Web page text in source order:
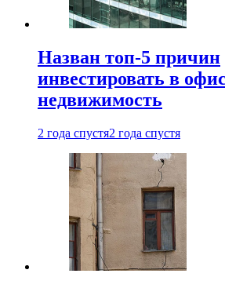
Назван топ-5 причин
инвестировать в
недвижимость
2 года спустя2 года спустя